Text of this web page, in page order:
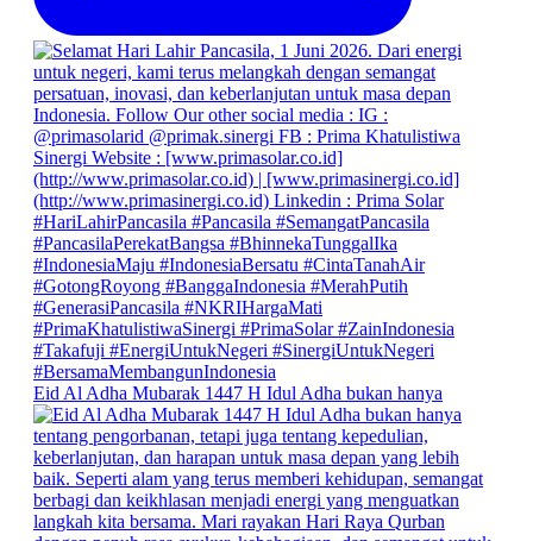
Eid Al Adha Mubarak 1447 H Idul Adha bukan hanya